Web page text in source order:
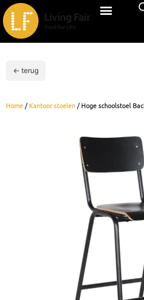
Ga
naar
de
inhoud
← terug
Home /Kantoor stoelen / Hoge schoolstoel